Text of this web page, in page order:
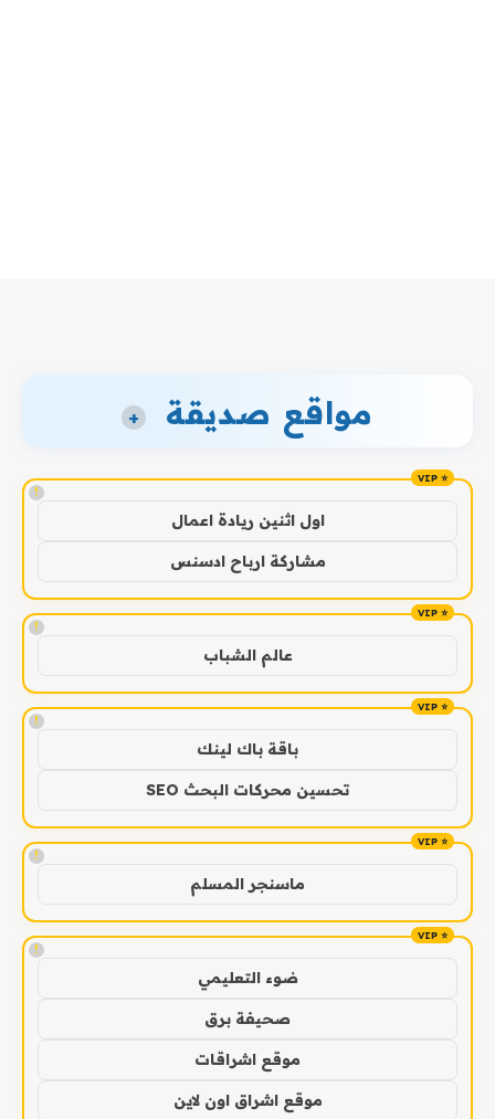
مواقع صديقة +
!
اول اثنين ريادة اعمال
مشاركة ارباح ادسنس
!
عالم الشباب
!
باقة باك لينك
تحسين محركات البحث SEO
!
ماسنجر المسلم
!
ضوء التعليمي
صحيفة برق
موقع اشراقات
موقع اشراق اون لاين